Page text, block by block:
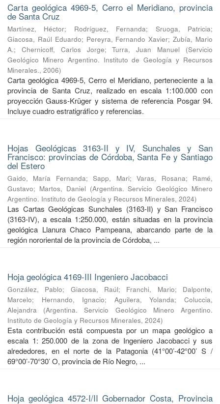
Carta geológica 4969-5, Cerro el Meridiano, provincia
de Santa Cruz
Martínez, Héctor; Rodríguez, Fernanda; Sruoga, Patricia;
Giacosa, Raúl Eduardo; Pereyra, Fernando Xavier;Zubía, Mario
A.; Chernicoff, Carlos Jorge;Turra, Juan Manuel (Servicio
Geológico Minero Argentino. Instituto de Geología y Recursos
Minerales., 2006)
Carta geológica 4969-5, Cerro el Meridiano, perteneciente a la
provincia de Santa Cruz, realizado en escala 1:100.000 con
proyección Gauss-Krüger y sistema de referencia Posgar 94.
Incluye cuadro estratigráfico y referencias.
Hojas Geológicas 3163-II y IV, Sunchales y San
Francisco: provincias de Córdoba, Santa Fe y Santiago
del Estero
Gaido, María Fernanda;Sapp, Mari;Varas, Rosana; Ramé,
Gustavo; Martos, Daniel (Argentina. Servicio Geológico Minero
Argentino. Instituto de Geología y Recursos Minerales, 2024)
Las Cartas Geológicas Sunchales (3163-II) y San Francisco
(3163-IV), a escala 1:250.000, están situadas en la provincia
geológica Llanura Chaco Pampeana, abarcando parte de la
región nororiental de la provincia de Córdoba, ...
Hoja geológica 4169-III Ingeniero Jacobacci
González, Pablo; Giacosa, Raúl; Franchi, Mario; Dalponte,
Marcelo; Hernando, Ignacio; Aguilera, Yolanda;Coluccia,
Alejandra
(Argentina. Servicio Geológico Minero Argentino.
Instituto de Geología y Recursos Minerales, 2024)
Esta contribución está compuesta por un mapa geológico a
escala 1: 250.000 de la zona de Ingeniero Jacobacci y sus
alrededores, en el norte de la Patagonia (41°00’-42°00’ S /
69°00’-70°30’ O, provincia de Río Negro, ...
Hoja geológica 4572-I/II Gobernador Costa, Provincia